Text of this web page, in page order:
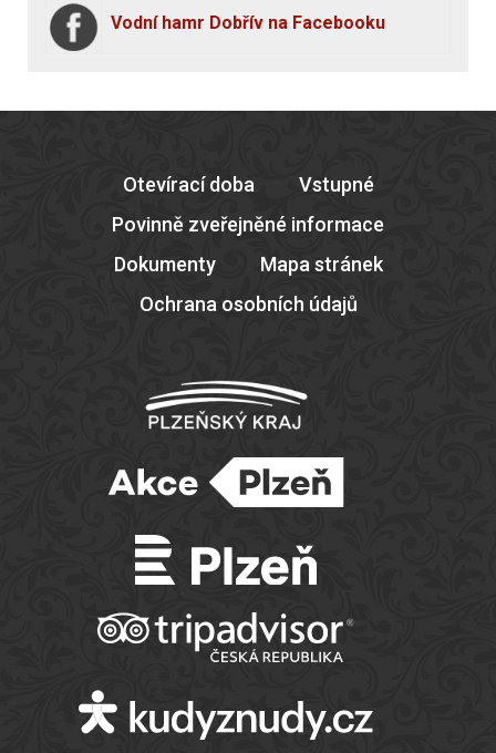
Vodní hamr Dobřív na Facebooku
Otevírací doba
Vstupné
Povinně zveřejněné informace
Dokumenty
Mapa stránek
Ochrana osobních údajů